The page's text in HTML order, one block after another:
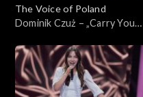
The Voice of Poland
Dominik Czuż – „Carry You
Poland”, Przesłuchania w
ciemno, 4 października 2025